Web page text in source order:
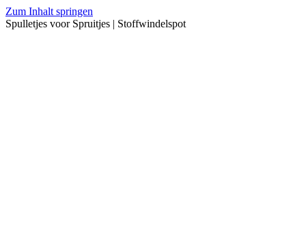
Zum Inhalt springen
Spulletjes voor Spruitjes | Stoffwindelspot